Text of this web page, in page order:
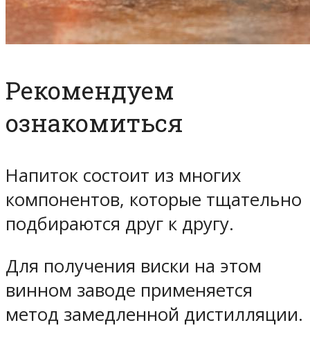
Рекомендуем
ознакомиться
Напиток состоит из многих
компонентов, которые тщательно
подбираются друг к другу.
Для получения виски на этом
винном заводе применяется
метод замедленной дистилляции.